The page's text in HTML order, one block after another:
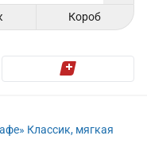
Короб
Классик, мягкая